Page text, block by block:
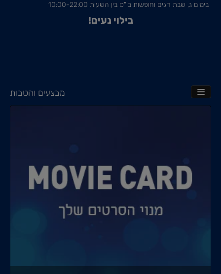
בימים ג, שבת חגים וחופשות בי"ס בין השעות 10:00-22:00
בילוי נעים!
מבצעים והטבות TOGGLE NAVIGATION